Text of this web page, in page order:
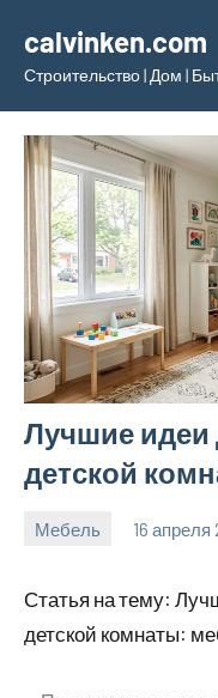
содержимому
calvinken.com
Строительство | Дом |
Лучшие идеи
детской
Мебель 16 апреля
Статья на тему:
детской комнаты: